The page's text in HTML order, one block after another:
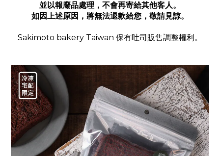
並以報廢品處理，不會再寄給其他客人。
如因上述原因，將無法退款給您，敬請見諒。
Sakimoto bakery Taiwan 保有吐司販售調整權利。